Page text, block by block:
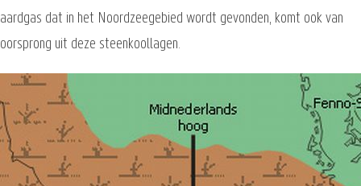
aardgas dat in het Noordzeegebied wordt gevonden, komt ook van
oorsprong uit deze steenkoollagen.